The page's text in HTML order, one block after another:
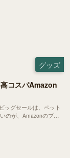
グッズ
コスパAmazon
のが、Amazonのプラ